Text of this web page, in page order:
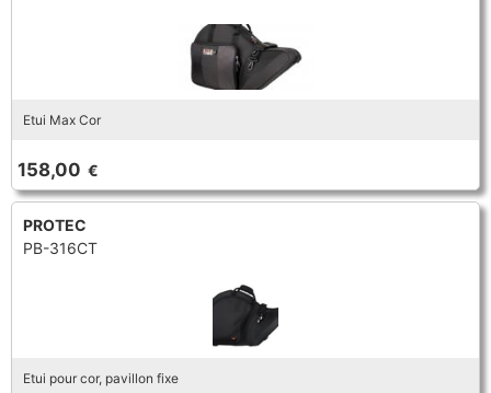
Etui Max Cor
158,00 €
PROTEC
PB-316CT
Etui pour cor, pavillon fixe